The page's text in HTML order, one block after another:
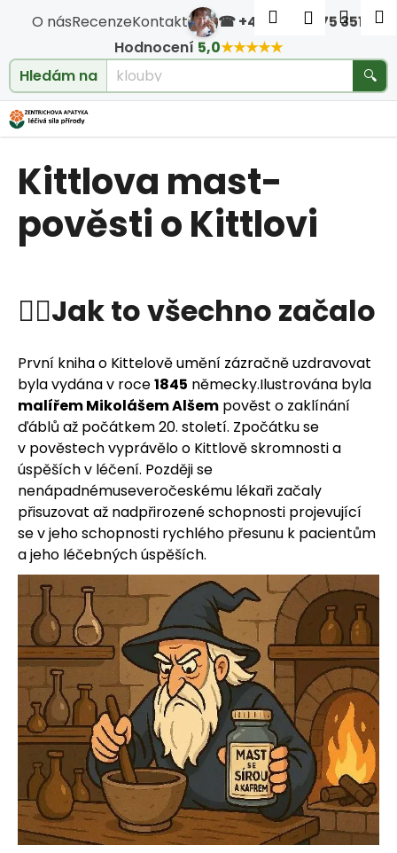
O násRecenzeKontakt ☎ +420 604 475 351
Hodnocení 5,0★★★★★
Hledám na
cholesterol 🔍
Hledat
Kittlova mast-
pověsti o Kittlovi
🧙‍♂️Jak to všechno začalo
První kniha o Kittelově umění zázračně uzdravovat
byla vydána v roce1845 německy.Ilustrována byla
malířem Mikolášem Alšem pověst o zaklínání
ďáblů až počátkem 20. století. Zpočátku se
v pověstech vyprávělo o Kittlově skromnosti a
úspěších v léčení. Později se
nenápadnémuseveročeskému lékaři začaly
přisuzovat až nadpřirozené schopnosti projevující
se v jeho schopnosti rychlého přesunu k pacientům
a jeho léčebných úspěších.
Košík
C
o
p
o
t
ř
e
b
u
j
e
t
e
n
a
j
í
t
?